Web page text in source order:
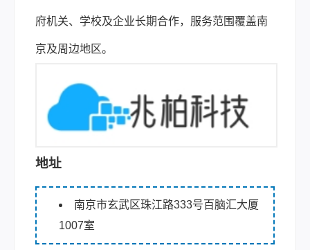
府机关、学校及企业长期合作，服务范围覆盖南
京及周边地区。
地址
南京市玄武区珠江路333号百脑汇大厦
1007室